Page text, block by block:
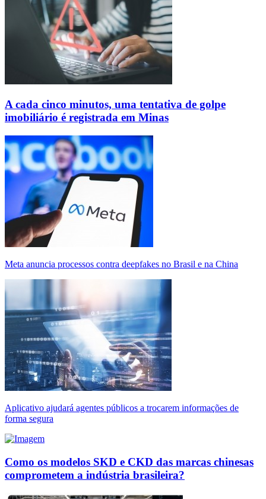
A cada cinco minutos, uma tentativa de golpe
imobiliário é registrada em Minas
Meta anuncia processos contra deepfakes no Brasil e na China
Aplicativo ajudará agentes públicos a trocarem informações de
forma segura
Como os modelos SKD e CKD das marcas chinesas
comprometem a indústria brasileira?